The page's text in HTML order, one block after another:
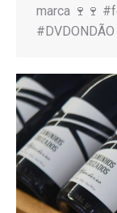
marca 🍷🍷
#DVDONDÃO